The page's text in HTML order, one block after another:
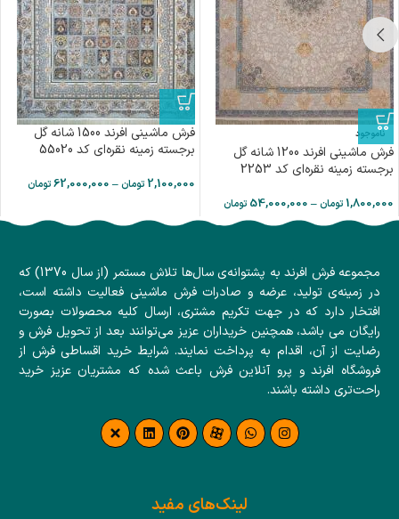
ناموجود
فرش ماشینی افرند 1200 شانه گل
برجسته زمینه نقره‌ای کد 2253
1,800,000 تومان–
54,000,000 تومان
فرش ماشینی افرند 1500 شانه گل
برجسته زمینه نقره‌ای کد 55020
2,100,000 تومان–
62,000,000تومان
مجموعه فرش افرند به پشتوانه‌ی سال‌ها تلاش مستمر (از سال 1370) که
در زمینه‌ی تولید، عرضه و صادرات فرش ماشینی فعالیت داشته است،
افتخار دارد که در جهت تکریم مشتری، ارسال کلیه محصولات بصورت
رایگان می باشد، همچنین خریداران عزیز می‌توانند بعد از تحویل فرش و
رضایت از آن، اقدام به پرداخت نمایند. شرایط خرید اقساطی فرش از
فروشگاه افرند و پرو آنلاین فرش باعث شده که مشتریان عزیز خرید
راحت‌تری داشته باشند.
لینک‌های مفید